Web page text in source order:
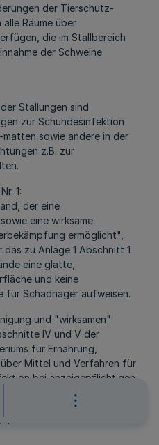
der Tierschutz-
Räume über
die im Stallbereich
der Schweine
Stallungen sind
zur Schuhdesinfektion
sowie andere in der
z.B. zur
1:
der eine
eine wirksame
ermöglicht",
zu Anlage 1 Abschnitt 1
eine glatte,
und keine
für Schadnager aufweisen.
und "wirksamen"
IV und V der
für Ernährung,
Mittel und Verfahren für
bei anzeigepflichtigen
B 1.1 b) verwiesen.
Desinfektionsmittel